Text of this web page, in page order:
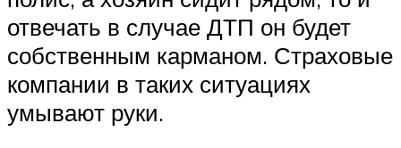
отвечать в случае ДТП он будет
собственным карманом. Страховые
компании в таких ситуациях
умывают руки.